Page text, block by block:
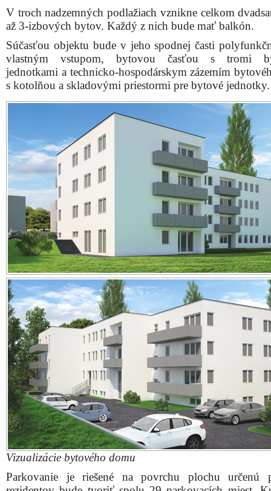
V troch nadzemných podlažiach vznikne celkom
až 3-izbových bytov. Každý z nich bude mať balkón.
Súčasťou objektu bude v jeho spodnej časti
vlastným vstupom, bytovou časťou s tromi
jednotkami a technicko-hospodárskym zázemím
s kotolňou a skladovými priestormi pre bytové jednotky.
Vizualizácie bytového domu
Parkovanie je riešené na povrchu plochu určenú